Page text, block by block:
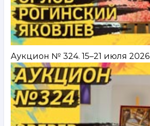
Аукцион № 324. 15–21 июля 2026